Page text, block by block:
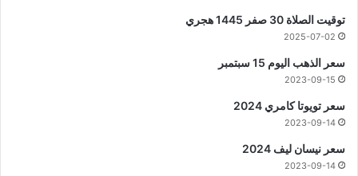
توقيت الصلاة 30 صفر 1445 هجري
2025-07-02
سعر الذهب اليوم 15 سبتمبر
2023-09-15
سعر تويوتا كامري 2024
2023-09-14
سعر نيسان ليف 2024
2023-09-14